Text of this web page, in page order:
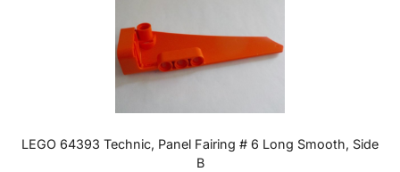
LEGO 64393 Technic, Panel Fairing # 6 Long Smooth, Side
B